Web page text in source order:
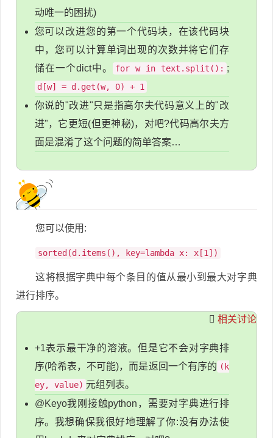
动唯一的困扰)
您可以改进您的第一个代码块，在该代码块
中，您可以计算单词出现的次数并将它们存
储在一个dict中。
for w in text.split(): ;
d[w] = d.get(w, 0) + 1
你说的"改进"只是指高尔夫代码意义上的"改
进"，它更短(但更神秘)，对吧?代码高尔夫方
面是混淆了这个问题的简单答案…
您可以使用:
sorted(d.items(), key=lambda x: x[1])
这将根据字典中每个条目的值从最小到最大对字典
进行排序。
相关讨论
+1表示最干净的溶液。但是它不会对字典排
序(哈希表，不可能)，而是返回一个有序的 (k
ey, value) 元组列表。
@Keyo我刚接触python，需要对字典进行排
序。我想确保我很好地理解了你:没有办法使